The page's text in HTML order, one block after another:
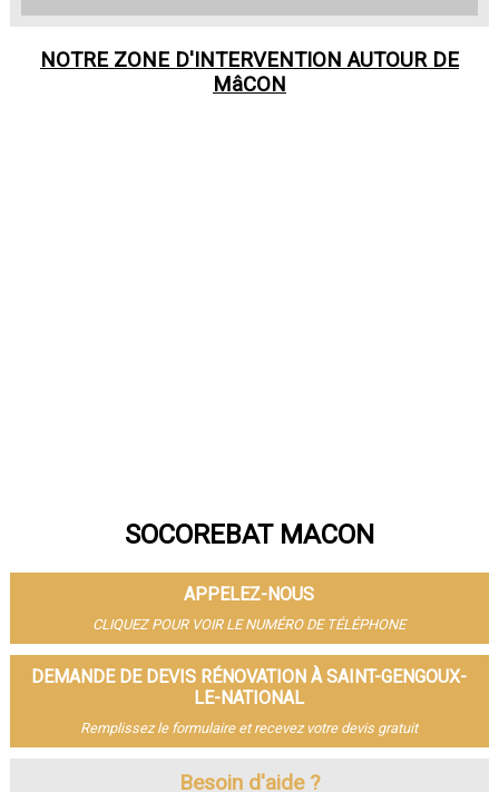
NOTRE ZONE D'INTERVENTION AUTOUR DE
MâCON
SOCOREBAT MACON
APPELEZ-NOUS
CLIQUEZ POUR VOIR LE NUMÉRO DE TÉLÉPHONE
DEMANDE DE DEVIS RÉNOVATION À SAINT-GENGOUX-
LE-NATIONAL
Remplissez le formulaire et recevez votre devis gratuit
Besoin d'aide ?